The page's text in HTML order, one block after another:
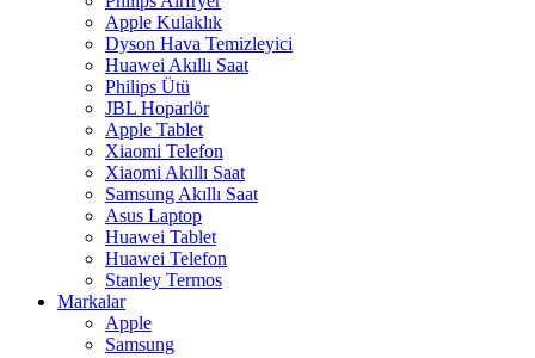
Apple Kulaklık
Dyson Hava Temizleyici
Huawei Akıllı Saat
Philips Ütü
JBL Hoparlör
Apple Tablet
Xiaomi Telefon
Xiaomi Akıllı Saat
Samsung Akıllı Saat
Asus Laptop
Huawei Tablet
Huawei Telefon
Stanley Termos
Markalar
Apple
Samsung